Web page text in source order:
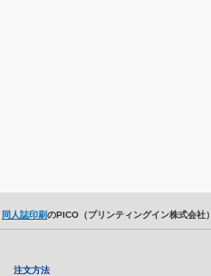
同人誌印刷のPICO（プリンティングイン株式会社）
注文方法